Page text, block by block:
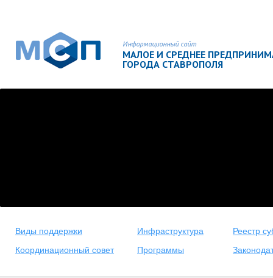
Информационный сайт
МАЛОЕ И СРЕДНЕЕ
ГОРОДА СТАВРОПОЛЯ
Виды поддержки Инфраструктура
Реестр
Координационный совет
Программы